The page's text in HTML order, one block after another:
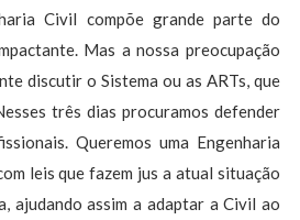
Civil compõe grande parte do
Mas a nossa preocupação
discutir o Sistema ou as ARTs, que
três dias procuramos defender
Queremos uma Engenharia
leis que fazem jus a atual situação
ajudando assim a adaptar a Civil ao